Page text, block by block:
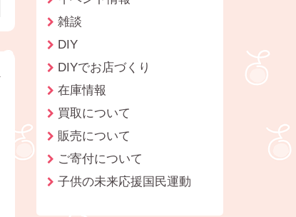
雑談
DIY
DIYでお店づくり
在庫情報
買取について
販売について
ご寄付について
子供の未来応援国民運動